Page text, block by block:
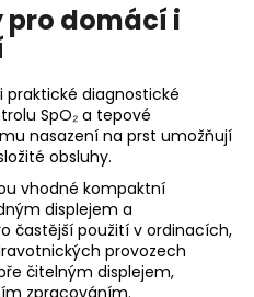
l
á
a
c
í
p
r
v
k
y
v
pro domácí i
praktické diagnostické
SpO₂ a tepové
nasazení na prst umožňují
obsluhy.
vhodné kompaktní
displejem a
častější použití v ordinacích,
provozech
čitelným displejem,